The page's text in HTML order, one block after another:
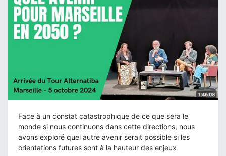
Face à un constat catastrophique de ce que sera le
monde si nous continuons dans cette directions, nous
avons exploré quel autre avenir serait possible si les
orientations futures sont à la hauteur des enjeux